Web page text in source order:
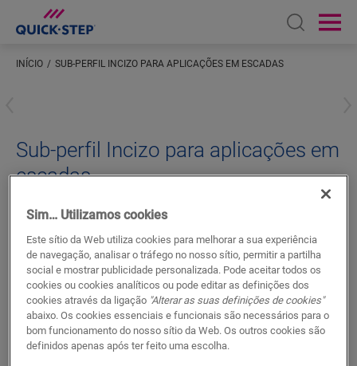
Open
INÍCIO SUB-PERFIL INCIZO PARA APLICAÇÕES EM ESCADAS
Sub-perfil Incizo para aplicações em
escadas
SUBPERFIL DE ALUMÍNIO INCIZO PARA ESCADAS
Belo acabamento
Para o seu pavimento em parquet
Sim… Utilizamos cookies
Este sítio da Web utiliza cookies para melhorar a sua experiência
de navegação, analisar o tráfego no nosso sítio, permitir a partilha
social e mostrar publicidade personalizada. Pode aceitar todos os
cookies ou cookies analíticos ou pode editar as definições dos
cookies através da ligação "Alterar as suas definições de cookies"
abaixo. Os cookies essenciais e funcionais são necessários para o
bom funcionamento do nosso sítio da Web. Os outros cookies são
definidos apenas após ter feito uma escolha.